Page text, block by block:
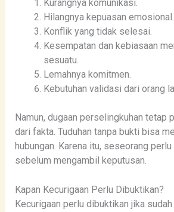
Kurangnya komunikasi.
Hilangnya kepuasan emosional.
Konflik yang tidak selesai.
Kesempatan dan kebiasaan
sesuatu.
Lemahnya komitmen.
Kebutuhan validasi dari orang
Namun, dugaan perselingkuhan tetap
dari fakta. Tuduhan tanpa bukti bisa
hubungan. Karena itu, seseorang
sebelum mengambil keputusan.
Kapan Kecurigaan Perlu Dibuktikan?
Kecurigaan perlu dibuktikan jika